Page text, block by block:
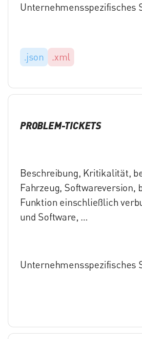
Unternehmensspezifisches
.json .xml
PROBLEM-TICKETS
Beschreibung, Kritikalität,
Fahrzeug, Softwareversion,
Funktion einschließlich
und Software, …
Unternehmensspezifisches